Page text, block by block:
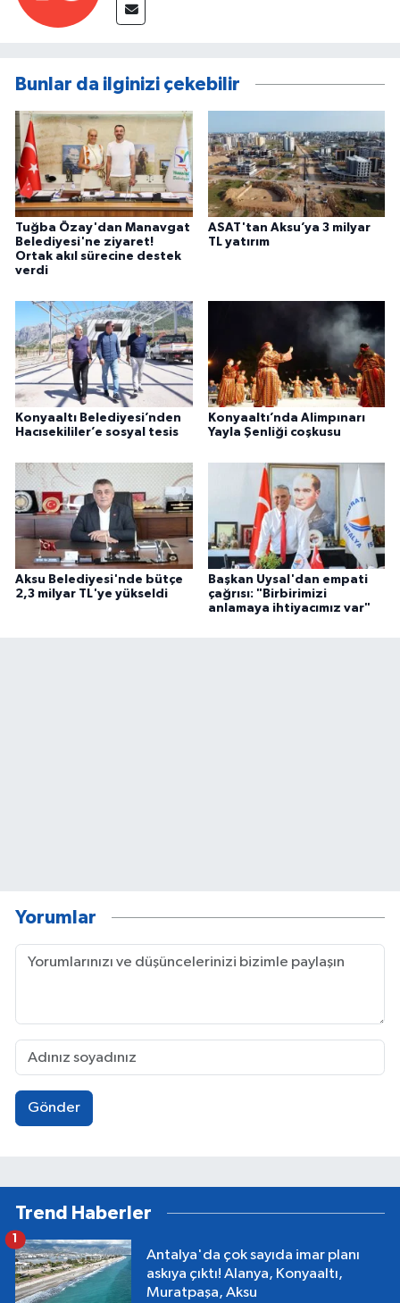
Bunlar da ilginizi çekebilir
Tuğba Özay'dan Manavgat
Belediyesi'ne ziyaret!
Ortak akıl sürecine destek
verdi
ASAT'tan Aksu’ya 3 milyar
TL yatırım
Konyaaltı Belediyesi’nden
Hacısekililer’e sosyal tesis
Konyaaltı’nda Alimpınarı
Yayla Şenliği coşkusu
Aksu Belediyesi'nde bütçe
2,3 milyar TL'ye yükseldi
Başkan Uysal'dan empati
çağrısı: "Birbirimizi
anlamaya ihtiyacımız var"
Yorumlar
Gönder
Trend Haberler
Antalya'da çok sayıda imar planı
askıya çıktı! Alanya, Konyaaltı,
Muratpaşa, Aksu
1